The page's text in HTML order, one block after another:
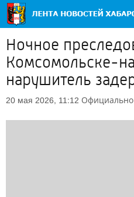
Ночное
Комсомольске-
нарушитель
20 мая 2026, 11:12 Официально